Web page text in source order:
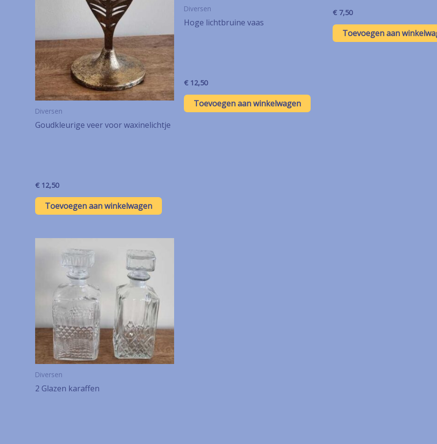
Diversen
Goudkleurige veer voor waxinelichtje
€ 12,50
Toevoegen aan winkelwagen
Diversen
Hoge lichtbruine vaas
€ 12,50
Toevoegen aan winkelwagen
€ 7,50
Toevoegen aan
Diversen
2 Glazen karaffen